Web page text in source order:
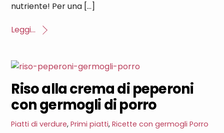
nutriente! Per una […]
Leggi...
Riso alla crema di peperoni
con germogli di porro
Piatti di verdure,Primi piatti,Ricette con germogli Porro